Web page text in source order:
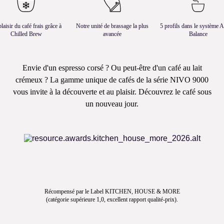
du café frais grâce à
Chilled Brew
Notre unité de brassage la plus
avancée
5 profils dans le système
Balance
Envie d'un espresso corsé ? Ou peut-être d'un café au lait
crémeux ? La gamme unique de cafés de la série NIVO 9000
vous invite à la découverte et au plaisir. Découvrez le café sous
un nouveau jour.
Récompensé par le Label KITCHEN, HOUSE & MORE
(catégorie supérieure 1,0, excellent rapport qualité-prix).